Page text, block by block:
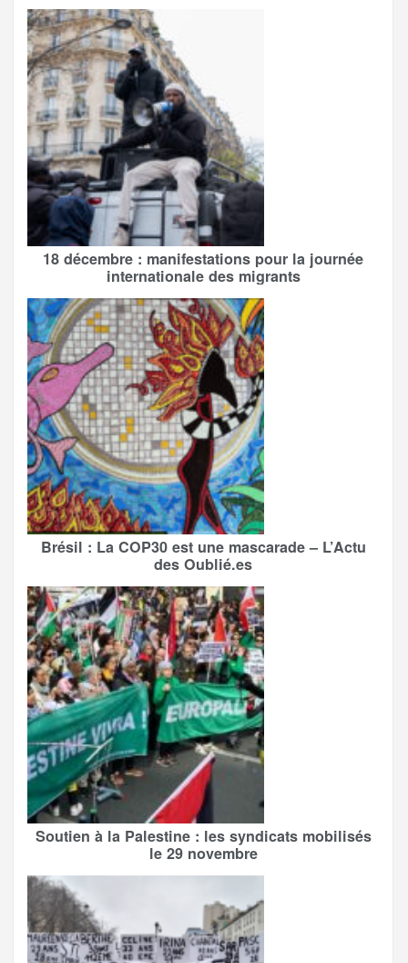
18 décembre : manifestations pour la journée
internationale des migrants
Brésil : La COP30 est une mascarade – L’Actu
des Oublié.es
Soutien à la Palestine : les syndicats mobilisés
le 29 novembre